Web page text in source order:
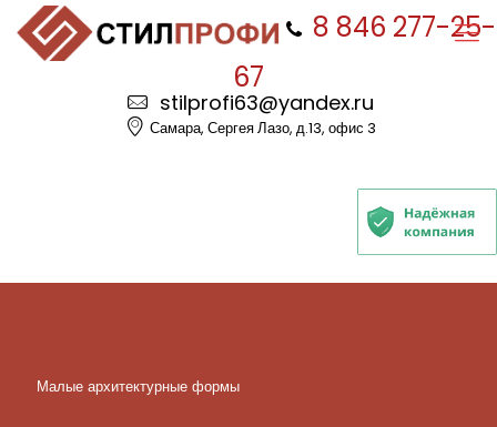
8 846 277-25-
67
stilprofi63@yandex.ru
Самара, Сергея Лазо, д.13, офис 3
Малые архитектурные формы